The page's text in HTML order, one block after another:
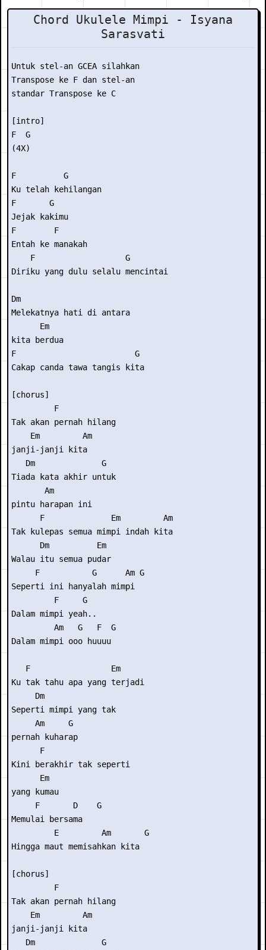
Chord Ukulele Mimpi - Isyana
Sarasvati
Untuk stel-an GCEA silahkan
Transpose ke F dan stel-an
standar Transpose ke C
[intro]
F  G
(4X)
F          G
Ku telah kehilangan
F       G
Jejak kakimu
F        F
Entah ke manakah
    F                   G
Diriku yang dulu selalu mencintai
Dm
Melekatnya hati di antara
      Em
kita berdua
F                         G
Cakap canda tawa tangis kita
[chorus]
         F
Tak akan pernah hilang
    Em         Am
janji-janji kita
   Dm              G
Tiada kata akhir untuk
       Am
pintu harapan ini
      F              Em         Am
Tak kulepas semua mimpi indah kita
      Dm          Em
Walau itu semua pudar
     F           G      Am G
Seperti ini hanyalah mimpi
         F     G
Dalam mimpi yeah..
         Am   G   F  G
Dalam mimpi ooo huuuu
   F                 Em
Ku tak tahu apa yang terjadi
     Dm
Seperti mimpi yang tak
     Am     G
pernah kuharap
      F
Kini berakhir tak seperti
      Em
yang kumau
     F       D    G
Memulai bersama
         E         Am       G
Hingga maut memisahkan kita
[chorus]
         F
Tak akan pernah hilang
    Em         Am
janji-janji kita
   Dm              G